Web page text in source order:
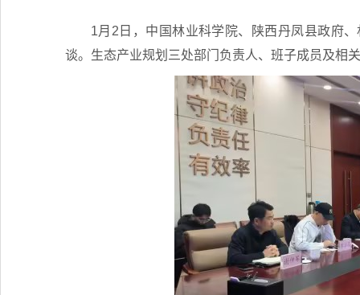
1月2日，中国林业科学院、陕西丹凤县政府
谈。生态产业规划三处部门负责人、班子成员及相